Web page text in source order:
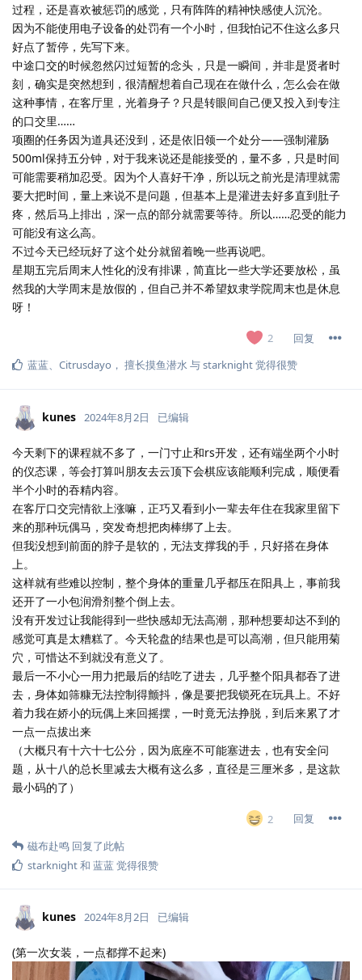
过程，还是喜欢被惩罚的感觉，只有阵阵的精神快感使人沉沦。
因为不能使用电子设备的处罚有一个小时，但我怕记不住这么多只
好点了暂停，先写下来。
中途口交的时候忽然闪过短暂的念头，只是一瞬间，并非是贤者时
刻，确实是突然想到，很清醒想着自己现在在做什么，怎么会在做
这种事情，在客厅里，光着身子？只是转眼间自己便又投入到专注
的口交里……
项圈的任务因为道具还没到，还是依旧领一个处分——强制灌肠
500ml保持五分钟，对于我来说还是能接受的，量不多，只是时间
可能需要稍加忍受。因为个人喜好干净，所以玩之前光是清理就需
要大把时间，量上来说不是问题，但基本上是灌进去好多直到肚子
疼，然后马上排出，深一点的部分就需要等待。所以……忍受的能力
可能没有这么高。
不过今天已经玩好了这个处分就留着晚一些再说吧。
星期五完后周末人性化的没有排课，简直比一些大学还要放松，虽
然我的大学周末是放假的，但自己并不希望奴隶学院周末也是休息
呀！
2
回复
蓝蓝、 Citrusdayo ， 擅长摸鱼潜水与starknight觉得很赞
kunes 2024年8月2日 已编辑
今天剩下的课程就不多了，一门寸止和rs开发，还有端坐两个小时
的仪态课，等会打算叫朋友去云顶下会棋应该能顺利完成，顺便看
半个小时的吞精内容。
在客厅口交完情欲上涨嘛，正巧又看到小一辈去年住在我家里留下
来的那种玩偶马，突发奇想把肉棒绑了上去。
但我没想到前面的脖子是软的，无法支撑我的手，只好搭在身体
上。
这样就有些难以控制，整个身体的重量几乎都压在阳具上，事前我
还开了一小包润滑剂整个倒上去。
没有开发过让我能得到一些快感却无法高潮，那种想要却达不到的
感觉可真是太糟糕了。今天轮盘的结果也是可以高潮，但只能用菊
穴，可惜达不到就没有意义了。
最后一不小心一用力把最后的结吃了进去，几乎整个阳具都吞了进
去，身体如筛糠无法控制得颤抖，像是要把我锁死在玩具上。不好
着力我在娇小的玩偶上来回摇摆，一时竟无法挣脱，到后来累了才
一点一点拔出来
（大概只有十六十七公分，因为底座不可能塞进去，也有安全问
题，从十八的总长里减去大概有这么多，直径是三厘米多，是这款
最小码的了）
2
回复
磁布赴鸣 回复了此帖
starknight和 蓝蓝觉得很赞
kunes 2024年8月2日 已编辑
(第一次女装，一点都撑不起来)